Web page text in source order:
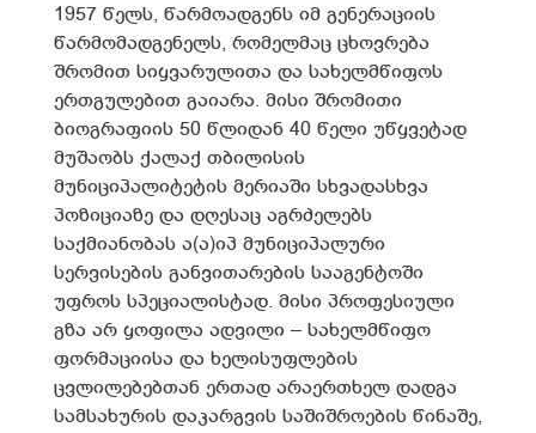
1957 წელს, წარმოადგენს იმ გენერაციის
წარმომადგენელს, რომელმაც ცხოვრება
შრომით სიყვარულითა და სახელმწიფოს
ერთგულებით გაიარა. მისი შრომითი
ბიოგრაფიის 50 წლიდან 40 წელი უწყვეტად
მუშაობს ქალაქ თბილისის
მუნიციპალიტეტის მერიაში სხვადასხვა
პოზიციაზე და დღესაც აგრძელებს
საქმიანობას ა(ა)იპ მუნიციპალური
სერვისების განვითარების სააგენტოში
უფროს სპეციალისტად. მისი პროფესიული
გზა არ ყოფილა ადვილი – სახელმწიფო
ფორმაციისა და ხელისუფლების
ცვლილებებთან ერთად არაერთხელ დადგა
სამსახურის დაკარგვის საშიშროების წინაშე,